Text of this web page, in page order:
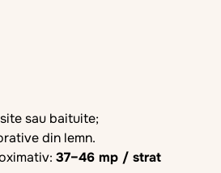
sau baituite;
din lemn.
37–46 mp / strat